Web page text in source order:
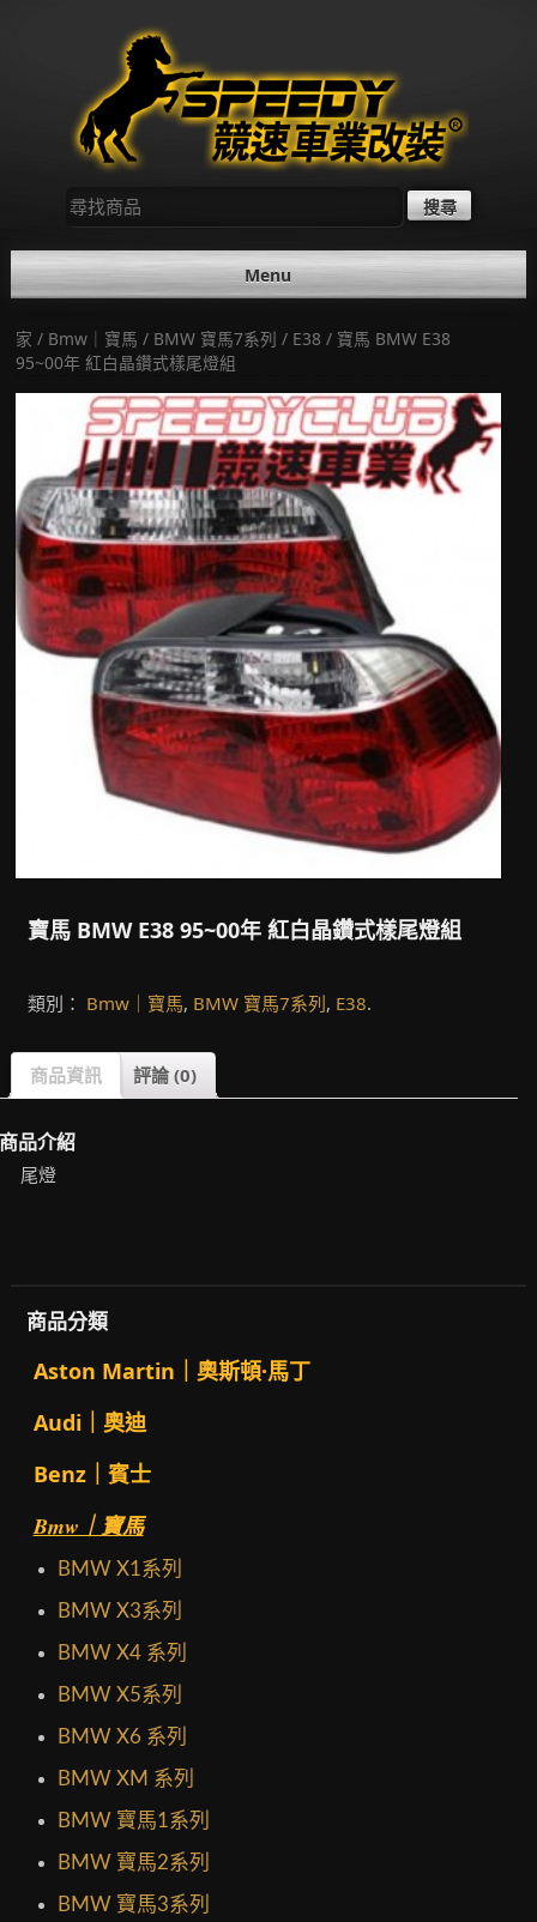
尋
找：
Menu
家 / Bmw｜寶馬 / BMW 寶馬7系列 / E38 / 寶馬 BMW E38
95~00年 紅白晶鑽式樣尾燈組
寶馬 BMW E38 95~00年 紅白晶鑽式樣尾燈組
類別： Bmw｜寶馬, BMW 寶馬7系列, E38.
商品資訊 評論 (0)
品介紹
尾燈
商品分類
Aston Martin｜奧斯頓·馬丁
Audi｜奧迪
Benz｜賓士
Bmw｜寶馬
BMW X1系列
BMW X3系列
BMW X4 系列
BMW X5系列
BMW X6 系列
BMW XM 系列
BMW 寶馬1系列
BMW 寶馬2系列
BMW 寶馬3系列